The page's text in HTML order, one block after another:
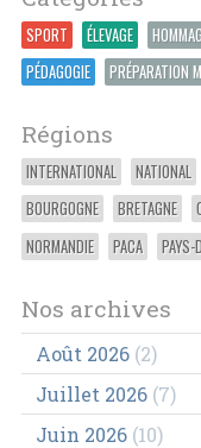
SPORT ÉLEVAGE
PÉDAGOGIE
PRÉPARATION
Régions
INTERNATIONAL NATIONAL
BOURGOGNE
BRETAGNE
NORMANDIE
PACA PAYS-
Nos archives
Août 2026(2)
Juillet 2026(7)
Juin 2026(10)